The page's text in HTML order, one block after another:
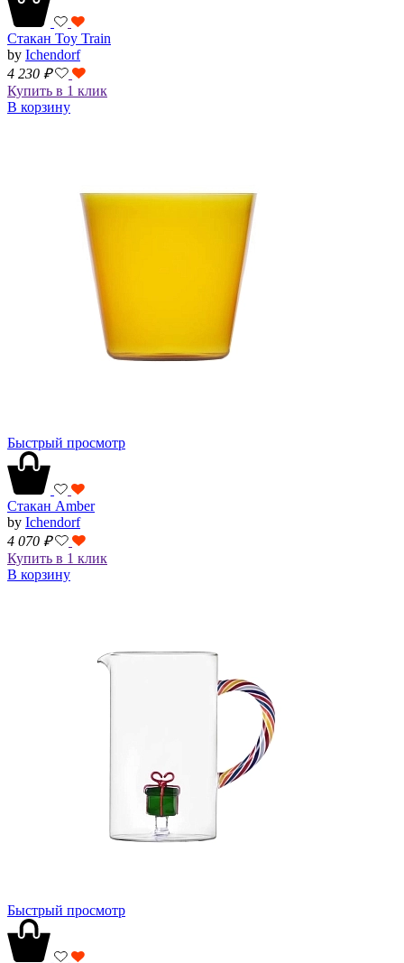
Стакан Toy Train
by Ichendorf
4 230 ₽
Купить в 1 клик
В корзину
Быстрый просмотр
Стакан Amber
by Ichendorf
4 070 ₽
Купить в 1 клик
В корзину
Быстрый просмотр